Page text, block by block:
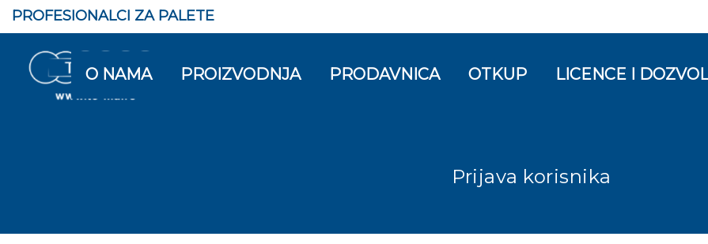
PROFESIONALCI ZA PALETE
O NAMA PROIZVODNJA PRODAVNICA OTKUP LICENCE I
Prijava korisnika